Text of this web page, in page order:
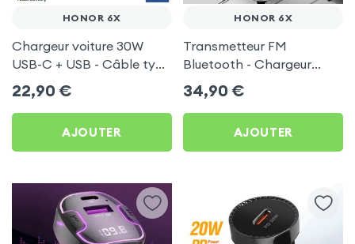
HONOR 6X
Chargeur voiture 30W
USB-C + USB - Câble type
C 60W Blue Star pour
Honor 6X
22,90 €
AJOUTER
HONOR 6X
Transmetteur FM
Bluetooth - Chargeur
Voiture USB C + USB -
Swissten
34,90 €
AJOUTER